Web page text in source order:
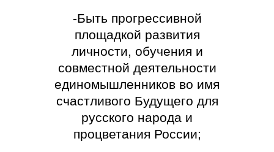
-Быть прогрессивной
площадкой развития
личности, обучения и
совместной деятельности
единомышленников во имя
счастливого Будущего для
русского народа и
процветания России;